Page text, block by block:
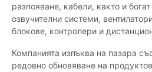
разпояване, кабели, както и
озвучителни системи,
блокове, контролери и
Компанията изпъква на пазара
редовно обновяване на